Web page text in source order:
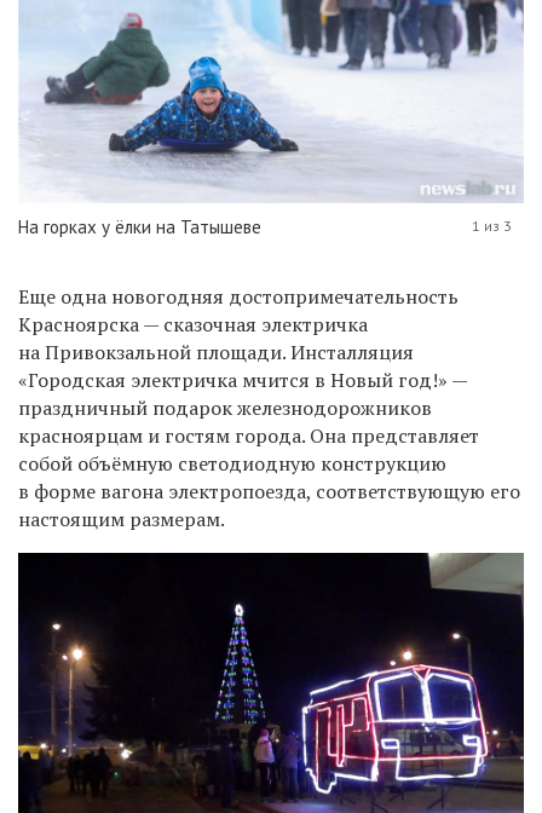
На горках у ёлки на Татышеве 1 из 3
Еще одна новогодняя достопримечательность
Красноярска — сказочная электричка
на Привокзальной площади. Инсталляция
«Городская электричка мчится в Новый год!» —
праздничный подарок железнодорожников
красноярцам и гостям города. Она представляет
собой объёмную светодиодную конструкцию
в форме вагона электропоезда, соответствующую его
настоящим размерам.